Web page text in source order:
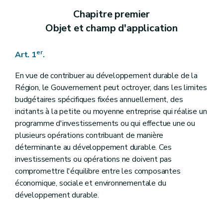
Art. 23
Art. 25
Art. 25
Art. 26
Chapitre premier
Objet et champ d'application
Art. 1er.
En vue de contribuer au développement durable de la
Région, le Gouvernement peut octroyer, dans les limites
budgétaires spécifiques fixées annuellement, des
incitants à la petite ou moyenne entreprise qui réalise un
programme d'investissements ou qui effectue une ou
plusieurs opérations contribuant de manière
déterminante au développement durable. Ces
investissements ou opérations ne doivent pas
compromettre l'équilibre entre les composantes
économique, sociale et environnementale du
développement durable.